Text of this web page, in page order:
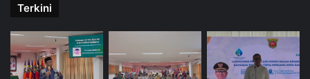
Terkini